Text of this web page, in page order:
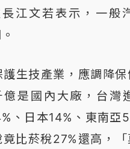
江文若表示，一般
生技產業，應調降
是國內大廠，台灣
、日本14%、東南亞
比菸稅27%還高，